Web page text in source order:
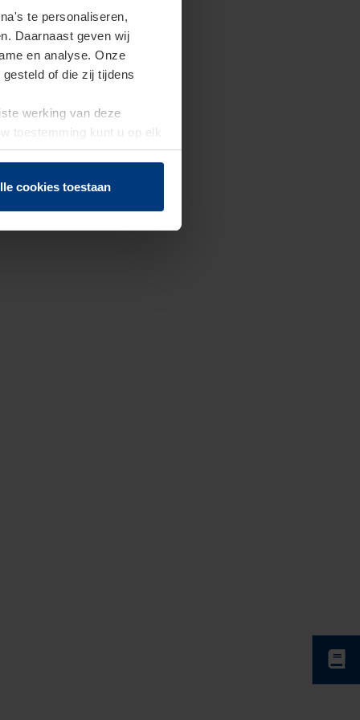
te personaliseren,
Daarnaast geven wij
en analyse. Onze
of die zij tijdens
werking van deze
toestemming kunt u op elk
herroepen.
cookies toestaan